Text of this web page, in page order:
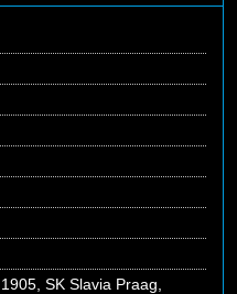
SK Slavia Praag,